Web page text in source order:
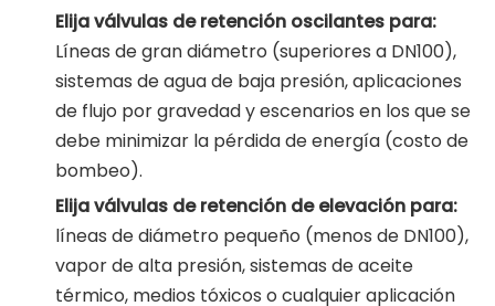
Elija válvulas de retención oscilantes para:
Líneas de gran diámetro (superiores a DN100),
sistemas de agua de baja presión, aplicaciones
de flujo por gravedad y escenarios en los que se
debe minimizar la pérdida de energía (costo de
bombeo).
Elija válvulas de retención de elevación para:
líneas de diámetro pequeño (menos de DN100),
vapor de alta presión, sistemas de aceite
térmico, medios tóxicos o cualquier aplicación